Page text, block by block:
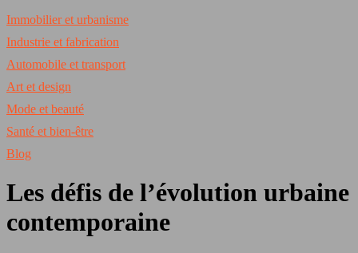
Immobilier et urbanisme
Industrie et fabrication
Automobile et transport
Art et design
Mode et beauté
Santé et bien-être
Blog
Les défis de l’évolution urbaine
contemporaine